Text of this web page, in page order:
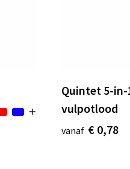
Quintet 5-in-
vulpotlood
vanaf € 0,78